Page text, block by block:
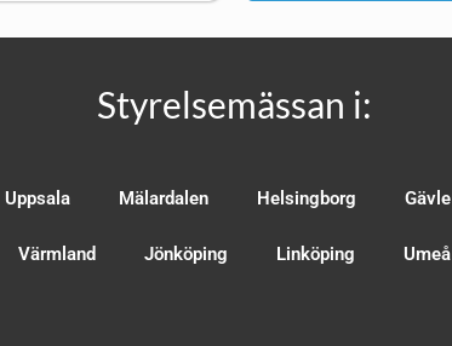
Styrelsemässan i:
Uppsala Mälardalen Helsingborg Gävle
Värmland Jönköping Linköping Umeå